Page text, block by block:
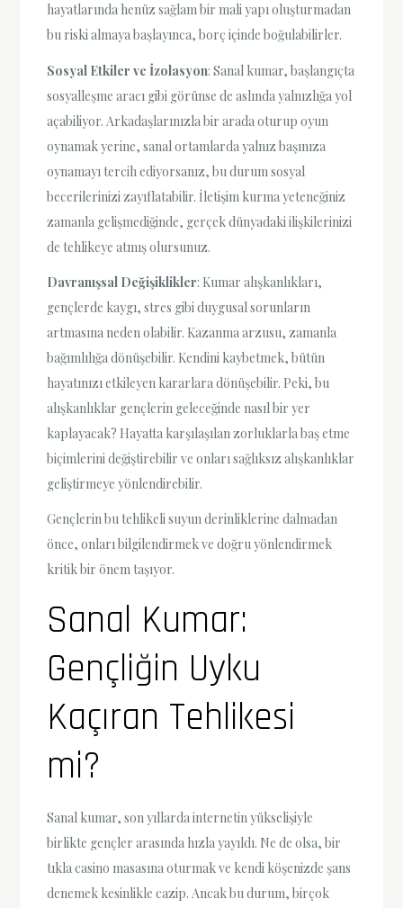
hayatlarında henüz sağlam bir mali yapı oluşturmadan
bu riski almaya başlayınca, borç içinde boğulabilirler.
Sosyal Etkiler ve İzolasyon: Sanal kumar, başlangıçta
sosyalleşme aracı gibi görünse de aslında yalnızlığa yol
açabiliyor. Arkadaşlarınızla bir arada oturup oyun
oynamak yerine, sanal ortamlarda yalnız başınıza
oynamayı tercih ediyorsanız, bu durum sosyal
becerilerinizi zayıflatabilir. İletişim kurma yeteneğiniz
zamanla gelişmediğinde, gerçek dünyadaki ilişkilerinizi
de tehlikeye atmış olursunuz.
Davranışsal Değişiklikler: Kumar alışkanlıkları,
gençlerde kaygı, stres gibi duygusal sorunların
artmasına neden olabilir. Kazanma arzusu, zamanla
bağımlılığa dönüşebilir. Kendini kaybetmek, bütün
hayatınızı etkileyen kararlara dönüşebilir. Peki, bu
alışkanlıklar gençlerin geleceğinde nasıl bir yer
kaplayacak? Hayatta karşılaşılan zorluklarla baş etme
biçimlerini değiştirebilir ve onları sağlıksız alışkanlıklar
geliştirmeye yönlendirebilir.
Gençlerin bu tehlikeli suyun derinliklerine dalmadan
önce, onları bilgilendirmek ve doğru yönlendirmek
kritik bir önem taşıyor.
Sanal Kumar:
Gençliğin Uyku
Kaçıran Tehlikesi
mi?
Sanal kumar, son yıllarda internetin yükselişiyle
birlikte gençler arasında hızla yayıldı. Ne de olsa, bir
tıkla casino masasına oturmak ve kendi köşenizde şans
denemek kesinlikle cazip. Ancak bu durum, birçok